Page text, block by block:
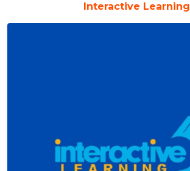
Interactive Learning